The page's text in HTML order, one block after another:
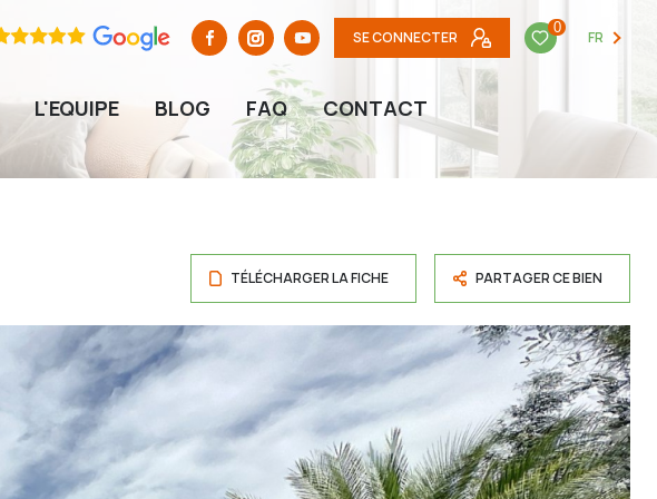
SE CONNECTER
0
FR
L'EQUIPE BLOG FAQ CONTACT
TÉLÉCHARGER LA FICHE PARTAGER CE BIEN